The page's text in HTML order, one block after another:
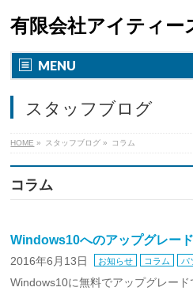
有限会社アイティー
MENU
スタッフブログ
HOME » スタッフブログ » コラム
コラム
Windows10へのアップグレー
2016年6月13日 お知らせ コラム パ
Windows10に無料でアップグレー